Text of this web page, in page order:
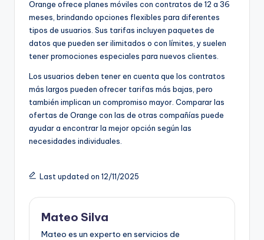
Orange ofrece planes móviles con contratos de 12 a 36
meses, brindando opciones flexibles para diferentes
tipos de usuarios. Sus tarifas incluyen paquetes de
datos que pueden ser ilimitados o con límites, y suelen
tener promociones especiales para nuevos clientes.
Los usuarios deben tener en cuenta que los contratos
más largos pueden ofrecer tarifas más bajas, pero
también implican un compromiso mayor. Comparar las
ofertas de Orange con las de otras compañías puede
ayudar a encontrar la mejor opción según las
necesidades individuales.
Last updated on 12/11/2025
Mateo Silva
Mateo es un experto en servicios de